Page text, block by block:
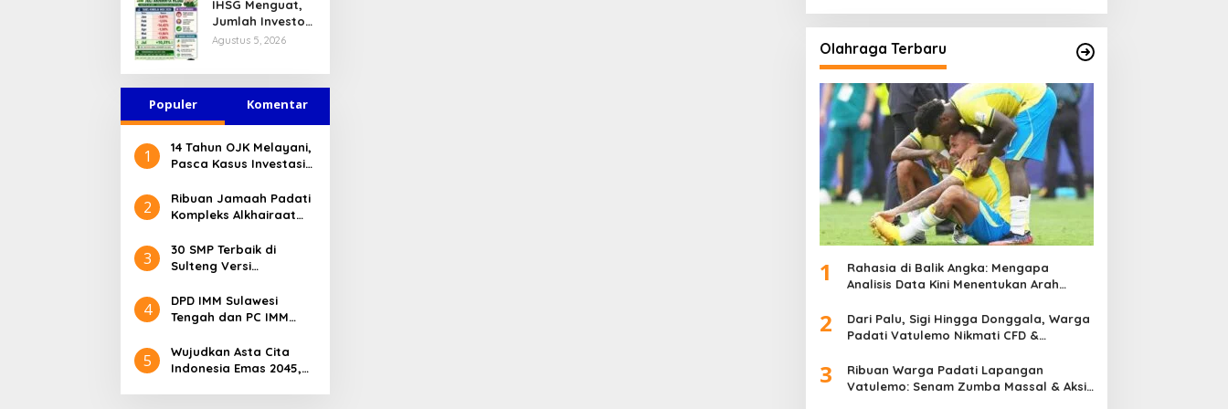
Jasa Keuangan
Tetap Terjaga
IHSG Menguat,
Jumlah Investor
Pasar Modal
Agustus 5, 2026
Populer Komentar
1
14 Tahun OJK Melayani,
Pasca Kasus Investasi
Sulteng Menilai Peran
OJK Sangat Penting
2
Ribuan Jamaah Padati
Kompleks Alkhairaat
Nasional dan Daerah
Hadir
3
30 SMP Terbaik di
Sulteng Versi
4
DPD IMM Sulawesi
Tengah dan PC IMM
Mantan Kapolresta
Palu
5
Wujudkan Asta Cita
Indonesia Emas 2045,
Olahraga Terbaru
1
Rahasia di Balik Angka: Mengapa
Analisis Data Kini Menentukan Arah
2
Dari Palu, Sigi Hingga Donggala, Warga
Padati Vatulemo Nikmati CFD &
3
Ribuan Warga Padati Lapangan
Vatulemo: Senam Zumba Massal & Aksi